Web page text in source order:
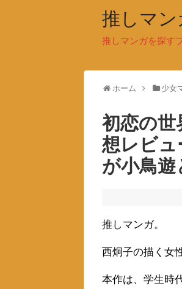
推しマン
推しマンガを探す
ホーム 少女
初恋の
想レビュ
が小鳥遊
推しマンガ。
西炯子の描く女
本作は、学生時